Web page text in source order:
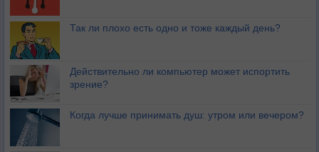
Так ли плохо есть одно и тоже каждый день?
Действительно ли компьютер может испортить
зрение?
Когда лучше принимать душ: утром или вечером?